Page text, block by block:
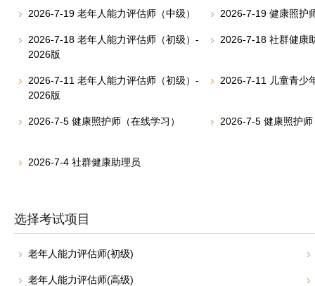
2026-7-19 老年人能力评估师（中级） 2026-7-19 健康照护
2026-7-18 老年人能力评估师（初级）-
2026版
2026-7-18 社群健康
2026-7-11 老年人能力评估师（初级）-
2026版
2026-7-11 儿童青少
2026-7-5 健康照护师（在线学习） 2026-7-5 健康照护
2026-7-4 社群健康助理员
选择考试项目
老年人能力评估师(初级)
老年人能力评估师(高级)